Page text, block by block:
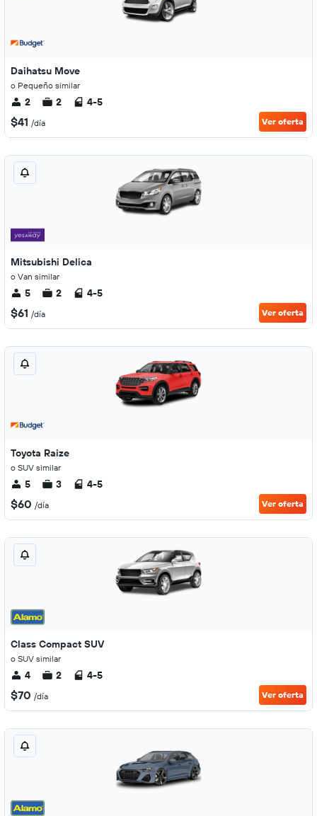
Daihatsu Move
o Pequeño similar
2 2 4-5
$41 /día Ver oferta
Mitsubishi Delica
o Van similar
5 2 4-5
$61 /día Ver oferta
Toyota Raize
o SUV similar
5 3 4-5
$60 /día Ver oferta
Class Compact SUV
o SUV similar
4 2 4-5
$70 /día Ver oferta